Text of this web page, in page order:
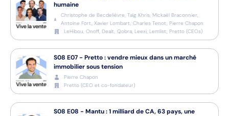
humaine
Christophe de Becdelièvre, Taïg Khris, Mickaël Braconnier,
Antoine Fort, Xavier Lombart, Charles Tenot, Pierre Chapon
LeHibou, Onoff, Dealt, Qobra, Leexi, Lemlist, Pretto (CEOs)
S08 E07 - Pretto : vendre mieux dans un marché
immobilier sous tension
Pierre Chapon
Pretto (CEO et co-fondateur)
S08 E08 - Mantu : 1 milliard de CA, 63 pays, une